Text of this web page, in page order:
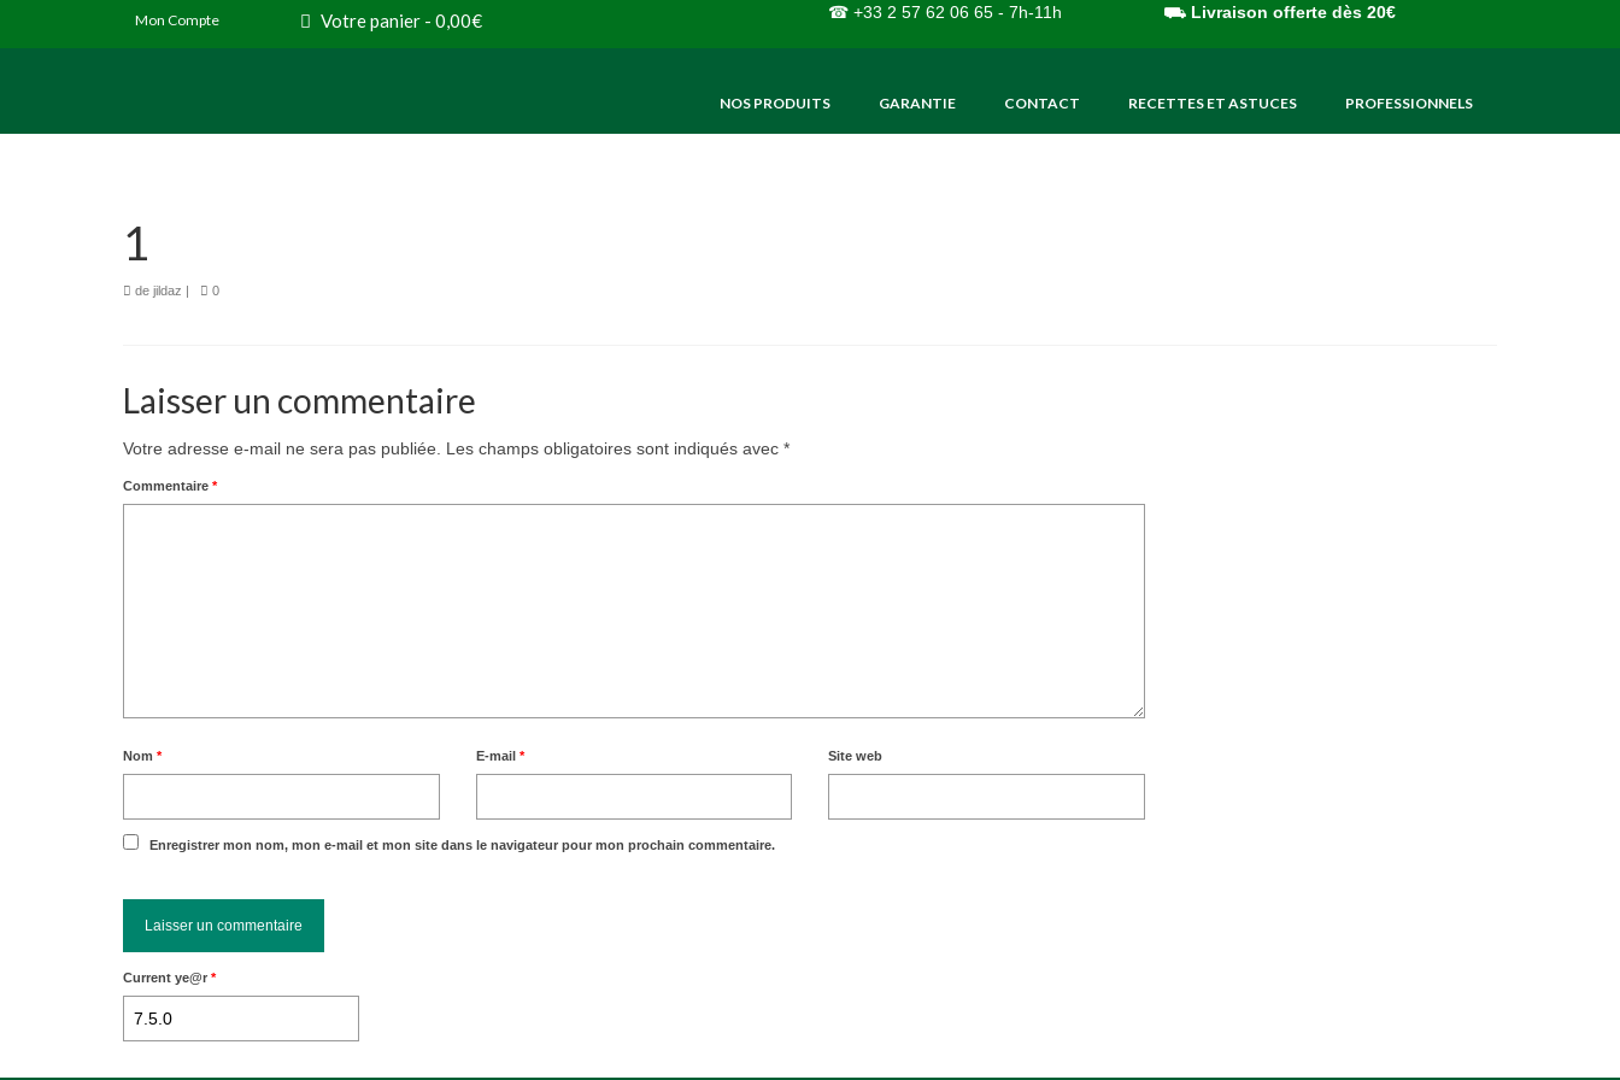
Mon Compte Votre panier - 0,00€ ☎ +33 2 57 62 06 65 - 7h-11h ⛟ Livraison offerte dès 20€
NOS PRODUITS GARANTIE CONTACT RECETTES ET ASTUCES PROFESSIONNELS
1
de jildaz | 0
Laisser un commentaire
Votre adresse e-mail ne sera pas publiée. Les champs obligatoires sont indiqués avec *
Commentaire *
Nom * E-mail * Site web
Enregistrer mon nom, mon e-mail et mon site dans le navigateur pour mon prochain commentaire.
Current ye@r *